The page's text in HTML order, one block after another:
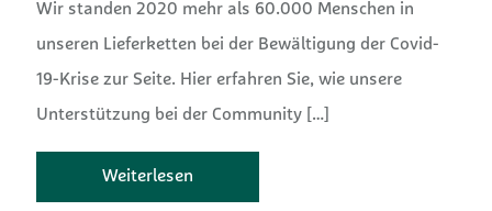
Wir standen 2020 mehr als 60.000 Menschen in
unseren Lieferketten bei der Bewältigung der Covid-
19-Krise zur Seite. Hier erfahren Sie, wie unsere
Unterstützung bei der Community […]
Weiterlesen